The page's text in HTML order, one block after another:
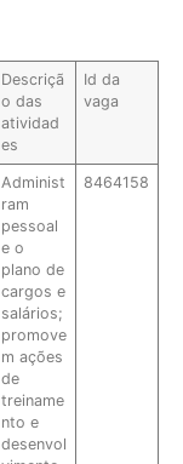
Descriçã
o das
atividad
es
Id da
vaga
Administ
ram
pessoal
e o
plano de
cargos e
salários;
promove
m ações
de
treiname
nto e
desenvol
8464158